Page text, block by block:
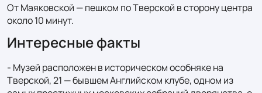
От Маяковской — пешком по Тверской в сторону центра
около 10 минут.
Интересные факты
- Музей расположен в историческом особняке на
Тверской, 21 — бывшем Английском клубе, одном из